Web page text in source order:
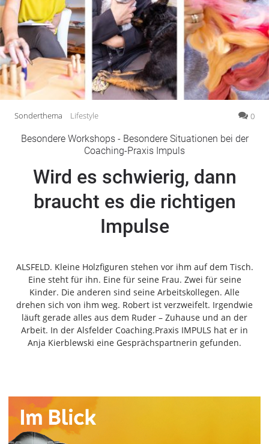
Gesundheit
Kultur
Lifestyle
Wirtschaft
Vogelsberg
Alsfeld
Lauterbach
Romrod
Homberg
Ohm
Feldatal
Freiensteinau
Gemünden
Grebenau
Grebenhain
Herbstein
Mücke
Schwalmtal
Ulrichstein
Sonderthema Lifestyle 0
Besondere Workshops - Besondere Situationen bei der
Coaching-Praxis Impuls
Wird es schwierig, dann
braucht es die richtigen
Impulse
ALSFELD. Kleine Holzfiguren stehen vor ihm auf dem Tisch.
Eine steht für ihn. Eine für seine Frau. Zwei für seine
Kinder. Die anderen sind seine Arbeitskollegen. Alle
drehen sich von ihm weg. Robert ist verzweifelt. Irgendwie
läuft gerade alles aus dem Ruder – Zuhause und an der
Arbeit. In der Alsfelder Coaching.Praxis IMPULS hat er in
Anja Kierblewski eine Gesprächspartnerin gefunden.